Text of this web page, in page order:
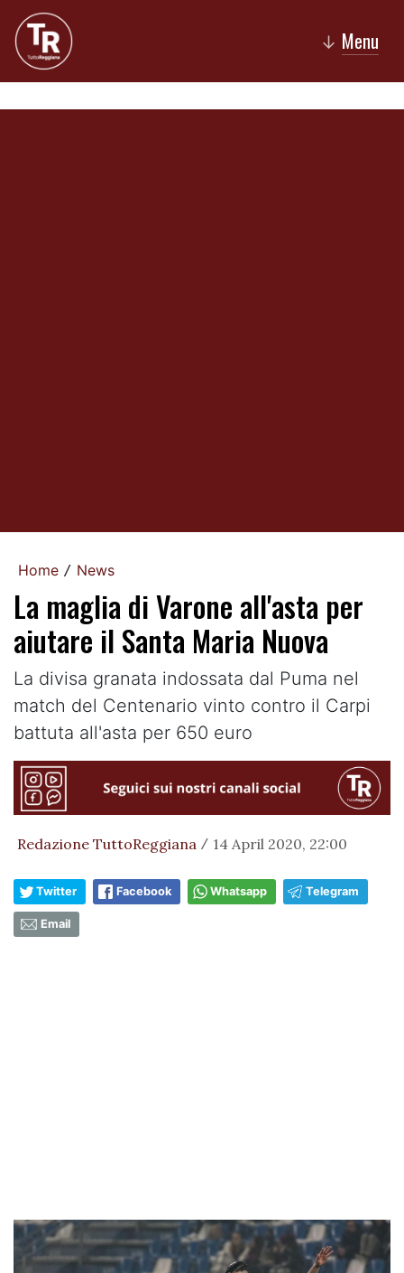
↓ Menu
Home / News
La maglia di Varone all'asta per
aiutare il Santa Maria Nuova
La divisa granata indossata dal Puma nel
match del Centenario vinto contro il Carpi
battuta all'asta per 650 euro
Redazione TuttoReggiana / 14 April 2020, 22:00
Twitter Facebook Whatsapp Telegram
Email